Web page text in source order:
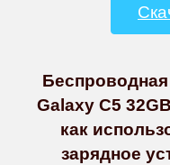
Galaxy C5
как
зарядное